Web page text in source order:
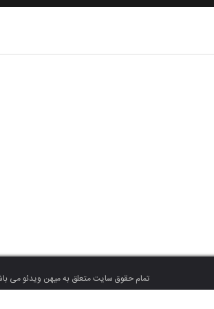
تمام حقوق سایت متعلق به میهن ویدئو می